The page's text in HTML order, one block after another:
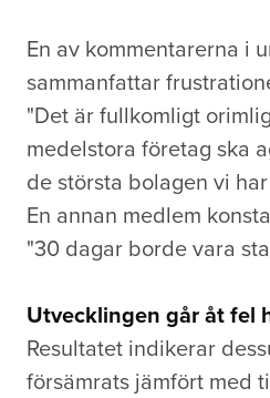
En av kommentarerna i
sammanfattar
"Det är fullkomligt
medelstora företag ska
de största bolagen vi
En annan medlem
"30 dagar borde vara
Utvecklingen går åt fel
Resultatet indikerar
försämrats jämfört med